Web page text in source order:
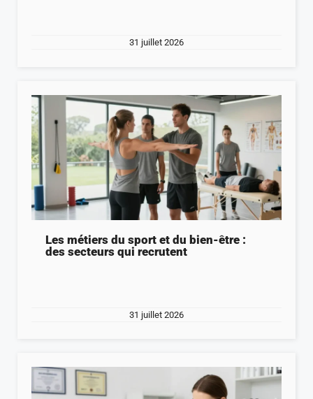
31 juillet 2026
Les métiers du sport et du bien-être :
des secteurs qui recrutent
31 juillet 2026